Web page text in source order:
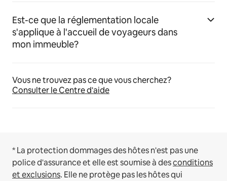
Est-ce que la réglementation locale
s'applique à l'accueil de voyageurs dans
mon immeuble?
Vous ne trouvez pas ce que vous cherchez?
Consulter le Centre d'aide
* La protection dommages des hôtes n'est pas une
police d'assurance et elle est soumise à desconditions
et exclusions. Elle ne protège pas les hôtes qui